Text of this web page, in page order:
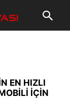
EN HIZLI
İÇİN